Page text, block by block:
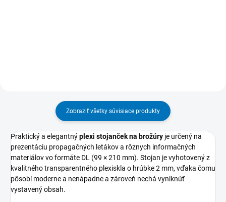
Zobraziť všetky súvisiace produkty
Praktický a elegantnýplexi stojanček na brožúry je určený na
prezentáciu propagačných letákov a rôznych informačných
materiálov vo formáte DL (99 × 210 mm). Stojan je vyhotovený z
kvalitného transparentného plexiskla o hrúbke 2 mm, vďaka čomu
pôsobí moderne a nenápadne a zároveň nechá vyniknúť
vystavený obsah.